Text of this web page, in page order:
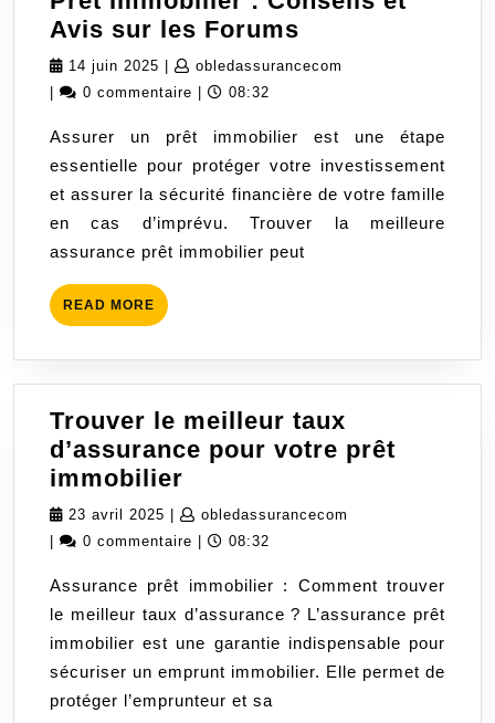
Avis sur les Forums
la
Prêt
Immobilier
:
Conseils
et
14 juin 2025 14
juin
obledassurancecom
0 commentaire 08:32
Assurer un prêt immobilier est une étape
essentielle pour protéger votre investissement
et assurer la sécurité financière de votre famille
en cas d’imprévu. Trouver la meilleure
assurance prêt immobilier peut
READ MORE READ
MORE
Trouver le meilleur taux
d’assurance pour votre prêt
immobilier
le
meilleur
d’assurance
pour
votre
prêt
immobilier
23 avril 2025 23
avril
obledassurancecom
0 commentaire 08:32
Assurance prêt immobilier : Comment trouver
le meilleur taux d’assurance ? L’assurance prêt
immobilier est une garantie indispensable pour
sécuriser un emprunt immobilier. Elle permet de
protéger l’emprunteur et sa